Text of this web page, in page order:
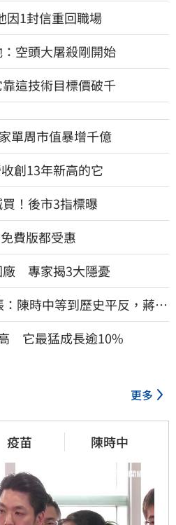
因1封信重回職場
空頭大屠殺剛開始
這技術目標價破千
單周市值暴增千億
創13年新高的它
！後市3指標曝
費版都受惠
廠 專家揭3大隱憂
陳時中等到歷史平反，蔣萬
它最猛成長逾10%
更多
疫苗 陳時中